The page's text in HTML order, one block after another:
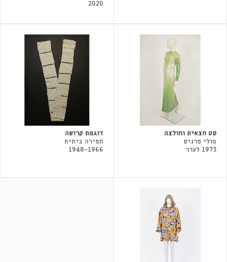
2020
סט חצאית וחולצה
מולי פרניס
1973 לערך
דוגמת קרושה
תפירה ביתית
1948-1966